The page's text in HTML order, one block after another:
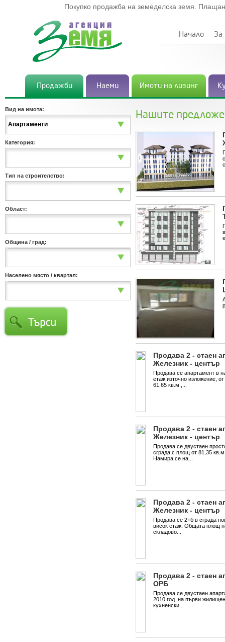
Покупко продажба на земеделска земя.
Начало За
Продажби Наеми Имоти на лизинг
Вид на имота:
Апартаменти
Категория:
Тип на строителство:
Област:
Община / град:
Населено място / квартал:
Нашите
Продава 2 - стаен
Железник - център
Продава се апартамент в
етаж,източно изложение,
61,65 кв.м.,...
Продава 2 - стаен
Железник - център
Продава се двустаен
сграда,с площ от 81,35
Намира се на...
Продава 2 - стаен
Железник - център
Продава се 2+б в сграда
висок етаж. Общата площ
складово...
Продава 2 - стаен
ОРБ
Продава се двустаен
2010 год. на първи
кухненски...